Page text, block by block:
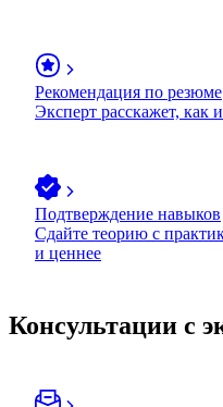
Рекомендация по резюме
Эксперт расскажет, как
Подтверждение навыков
Сдайте теорию с
и ценнее
Консультации с